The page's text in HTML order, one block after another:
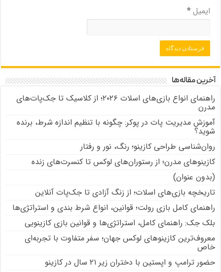
ایمیل*
آخرین مقاله‌ها
راهنمای انواع بازی‌های اسلات ۲۰۲۶؛ از کلاسیک تا جک‌پات‌های
مدرن
آموزش مدیریت پات در پوکر: چگونه با تنظیم اندازه شرط، برنده
شوید؟
روان‌شناسی طراحی کازینو؛ رنگ، نور و رفتار
کازینوهای مدرن؛ از رستوران‌های لوکس تا کنسرت‌های زنده
(بدون عنوان)
تاریخچه بازی‌های اسلات؛ از زنگ آزادی تا جک‌پات‌ آنلاین
راهنمای کامل بازی رولت؛ قوانین، انواع شرط بندی و استراتژی‌ها
بلک جک: راهنمای کامل، استراتژی‌ها و قوانین بازی کازینویی
معروف‌ترین کازینوهای لوکس جهان؛ سفر متفاوت با تجربه‌ای
خاص
حضور ترامپ و اپستین با دختران زیر ۲۱ سال در کازینو